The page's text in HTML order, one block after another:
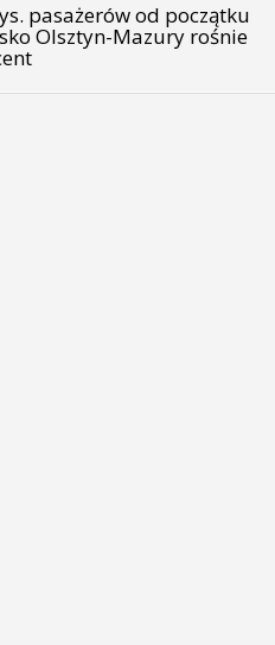
pasażerów od początku
Olsztyn-Mazury rośnie